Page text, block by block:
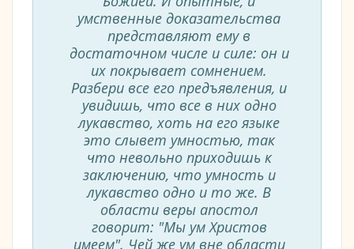
умственные доказательства
представляют ему в
достаточном числе и силе: он и
их покрывает сомнением.
Разбери все его предъявления, и
увидишь, что все в них одно
лукавство, хоть на его языке
это слывет умностью, так
что невольно приходишь к
заключению, что умность и
лукавство одно и то же. В
области веры апостол
говорит: "Мы ум Христов
имеем". Чей же ум вне области